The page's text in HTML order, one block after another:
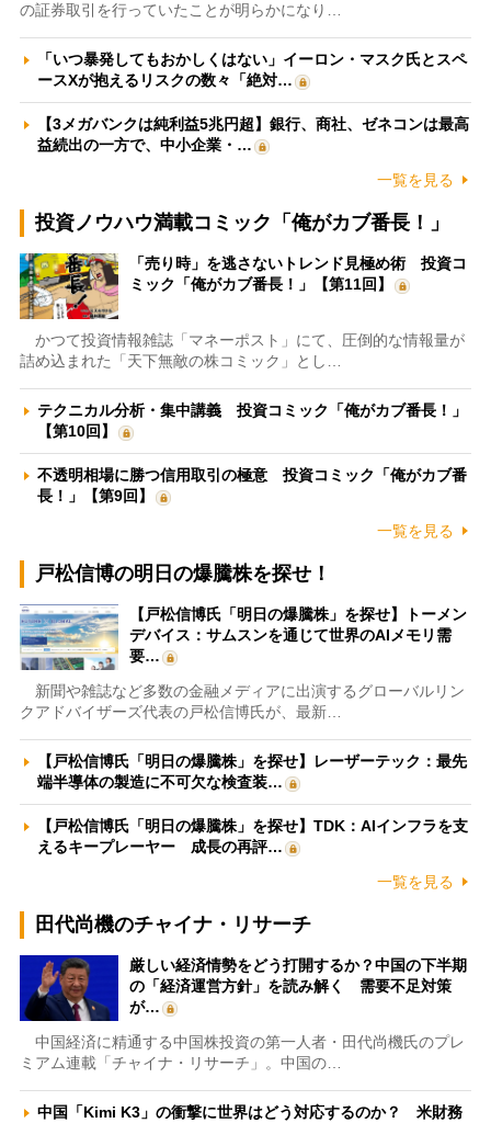
の証券取引を行っていたことが明らかになり…
「いつ暴発してもおかしくはない」イーロン・マスク氏とスペ
ースXが抱えるリスクの数々「絶対…
【3メガバンクは純利益5兆円超】銀行、商社、ゼネコンは最高
益続出の一方で、中小企業・…
一覧を見る
投資ノウハウ満載コミック「俺がカブ番長！」
「売り時」を逃さないトレンド見極め術 投資コ
ミック「俺がカブ番長！」【第11回】
かつて投資情報雑誌「マネーポスト」にて、圧倒的な情報量が
詰め込まれた「天下無敵の株コミック」とし…
テクニカル分析・集中講義 投資コミック「俺がカブ番長！」
【第10回】
不透明相場に勝つ信用取引の極意 投資コミック「俺がカブ番
長！」【第9回】
一覧を見る
戸松信博の明日の爆騰株を探せ！
【戸松信博氏「明日の爆騰株」を探せ】トーメン
デバイス：サムスンを通じて世界のAIメモリ需
要…
新聞や雑誌など多数の金融メディアに出演するグローバルリン
クアドバイザーズ代表の戸松信博氏が、最新…
【戸松信博氏「明日の爆騰株」を探せ】レーザーテック：最先
端半導体の製造に不可欠な検査装…
【戸松信博氏「明日の爆騰株」を探せ】TDK：AIインフラを支
えるキープレーヤー 成長の再評…
一覧を見る
田代尚機のチャイナ・リサーチ
厳しい経済情勢をどう打開するか？中国の下半期
の「経済運営方針」を読み解く 需要不足対策
が…
中国経済に精通する中国株投資の第一人者・田代尚機氏のプレ
ミアム連載「チャイナ・リサーチ」。中国の…
中国「Kimi K3」の衝撃に世界はどう対応するのか？ 米財務